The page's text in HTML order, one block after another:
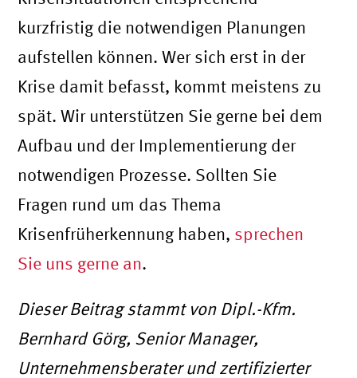
kurzfristig die notwendigen Planungen
aufstellen können. Wer sich erst in der
Krise damit befasst, kommt meistens zu
spät. Wir unterstützen Sie gerne bei dem
Aufbau und der Implementierung der
notwendigen Prozesse. Sollten Sie
Fragen rund um das Thema
Krisenfrüherkennung haben, sprechen
Sie uns gerne an.
Dieser Beitrag stammt von Dipl.-Kfm.
Bernhard Görg, Senior Manager,
Unternehmensberater und zertifizierter